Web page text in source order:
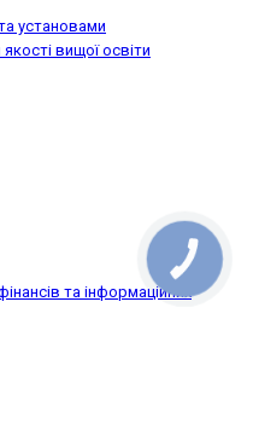
установами
вищої освіти
та інформаційних
КНОПКА
ЗВ'ЯЗКУ